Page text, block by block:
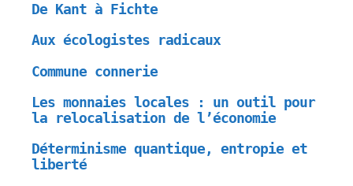
De Kant à Fichte
Aux écologistes radicaux
Commune connerie
Les monnaies locales : un outil pour
la relocalisation de l’économie
Déterminisme quantique, entropie et
liberté